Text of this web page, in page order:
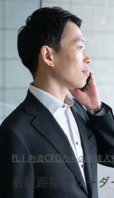
PL | 内資CROからの中途入
最短距離でリーダ